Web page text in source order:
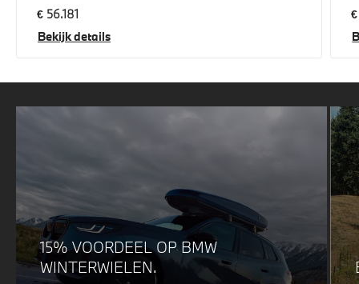
€ 56.181
Bekijk details
15% VOORDEEL OP BMW
WINTERWIELEN.